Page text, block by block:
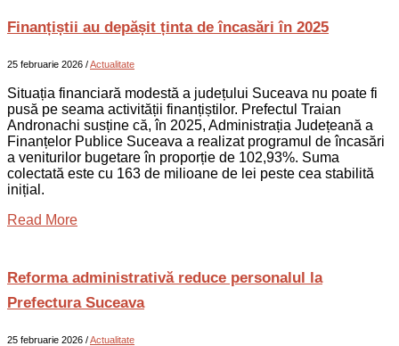
Finanțiștii au depășit ținta de încasări în 2025
25 februarie 2026 /Actualitate
Situația financiară modestă a județului Suceava nu poate fi
pusă pe seama activității finanțiștilor. Prefectul Traian
Andronachi susține că, în 2025, Administrația Județeană a
Finanțelor Publice Suceava a realizat programul de încasări
a veniturilor bugetare în proporție de 102,93%. Suma
colectată este cu 163 de milioane de lei peste cea stabilită
inițial.
Read More
Reforma administrativă reduce personalul la
Prefectura Suceava
25 februarie 2026 /Actualitate